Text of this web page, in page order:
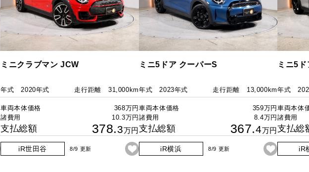
ミニクラブマン JCW
年式 2020年式 走行距離 31,000km
車両本体価格
368万円
諸費用
10.3万円
支払総額 378.3万円
iR世田谷 8/9 更新
ミニ5ドア クーパーS
年式 2023年式 走行距離 13,000km
車両本体価格
359万円
諸費用
8.4万円
支払総額 367.4万円
iR横浜 8/9 更新
ミニ5
年式
車両本体
諸費用
支払総
iR